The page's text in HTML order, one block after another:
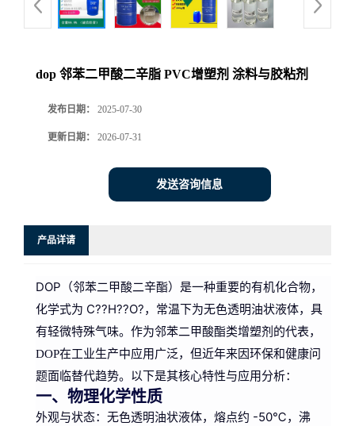
dop 邻苯二甲酸二辛脂 PVC增塑剂 涂料与胶粘剂
发布日期： 2025-07-30
更新日期： 2026-07-31
发送咨询信息
产品详请
DOP（邻苯二甲酸二辛酯） 是一种重要的有机化合物，
化学式为 C??H??O?，常温下为无色透明油状液体，具
有轻微特殊气味。作为邻苯二甲酸酯类增塑剂的代表，
DOP在工业生产中应用广泛，但近年来因环保和健康问
题面临替代趋势。以下是其核心特性与应用分析：
一、物理化学性质
外观与状态：无色透明油状液体，熔点约 -50℃，沸